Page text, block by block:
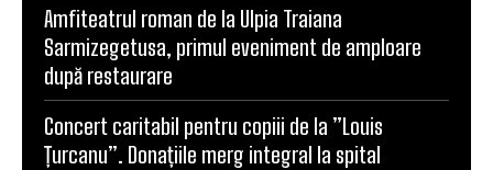
Amfiteatrul roman de la Ulpia Traiana
Sarmizegetusa, primul eveniment de amploare
după restaurare
Concert caritabil pentru copiii de la ”Louis
Țurcanu”. Donațiile merg integral la spital